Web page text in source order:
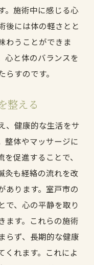
。施術中に感じる心
後には体の軽さとと
わうことができま
心と体のバランスを
すのです。
整える
、健康的な生活をサ
整体やマッサージに
促進することで、
灸も経絡の流れを改
あります。室戸市の
で、心の平静を取り
ます。これらの施術
らず、長期的な健康
くれます。これによ